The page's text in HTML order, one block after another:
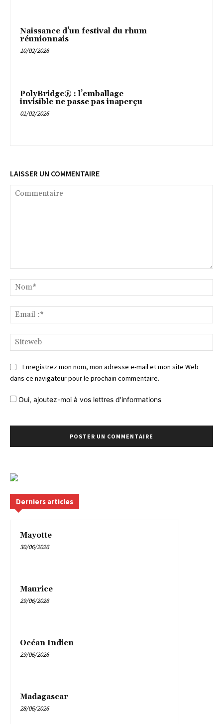
Naissance d’un festival du rhum
réunionnais
10/02/2026
PolyBridge® : l’emballage
invisible ne passe pas inaperçu
01/02/2026
LAISSER UN COMMENTAIRE
:*
Enregistrez mon nom, mon adresse e-mail et mon site Web
dans ce navigateur pour le prochain commentaire.
Oui, ajoutez-moi à vos lettres d'informations
Derniers articles
Mayotte
30/06/2026
Maurice
29/06/2026
Océan Indien
29/06/2026
Madagascar
28/06/2026